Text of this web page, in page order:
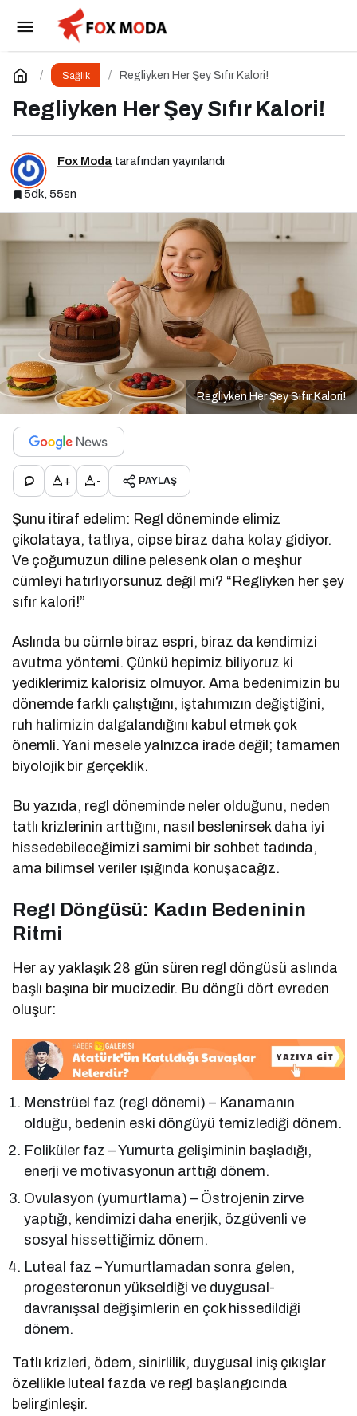
Sağlık Regliyken Her Şey Sıfır Kalori!
Regliyken Her Şey Sıfır Kalori!
Fox Moda tarafından yayınlandı
5dk, 55sn
Regliyken Her Şey Sıfır Kalori!
+ - PAYLAŞ
Şunu itiraf edelim: Regl döneminde elimiz
çikolataya, tatlıya, cipse biraz daha kolay gidiyor.
Ve çoğumuzun diline pelesenk olan o meşhur
cümleyi hatırlıyorsunuz değil mi? “Regliyken her şey
sıfır kalori!”
Aslında bu cümle biraz espri, biraz da kendimizi
avutma yöntemi. Çünkü hepimiz biliyoruz ki
yediklerimiz kalorisiz olmuyor. Ama bedenimizin bu
dönemde farklı çalıştığını, iştahımızın değiştiğini,
ruh halimizin dalgalandığını kabul etmek çok
önemli. Yani mesele yalnızca irade değil; tamamen
biyolojik bir gerçeklik.
Bu yazıda, regl döneminde neler olduğunu, neden
tatlı krizlerinin arttığını, nasıl beslenirsek daha iyi
hissedebileceğimizi samimi bir sohbet tadında,
ama bilimsel veriler ışığında konuşacağız.
Regl Döngüsü: Kadın Bedeninin
Ritmi
Her ay yaklaşık 28 gün süren regl döngüsü aslında
başlı başına bir mucizedir. Bu döngü dört evreden
oluşur:
Menstrüel faz (regl dönemi) – Kanamanın
olduğu, bedenin eski döngüyü temizlediği dönem.
Foliküler faz – Yumurta gelişiminin başladığı,
enerji ve motivasyonun arttığı dönem.
Ovulasyon (yumurtlama) – Östrojenin zirve
yaptığı, kendimizi daha enerjik, özgüvenli ve
sosyal hissettiğimiz dönem.
Luteal faz – Yumurtlamadan sonra gelen,
progesteronun yükseldiği ve duygusal-
davranışsal değişimlerin en çok hissedildiği
dönem.
Tatlı krizleri, ödem, sinirlilik, duygusal iniş çıkışlar
özellikle luteal fazda ve regl başlangıcında
belirginleşir.
Kabızlık: Sağlıklı Bağırsaklar İçin 10 Altın Öneri
Yorum Yap